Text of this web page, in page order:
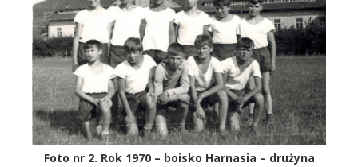
Foto nr 2. Rok 1970 – boisko Harnasia – drużyna